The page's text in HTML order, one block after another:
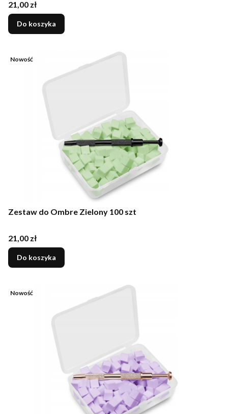
Cena
21,00 zł
Do koszyka
Nowość
Zestaw do Ombre Zielony 100 szt
Cena
21,00 zł
Do koszyka
Nowość